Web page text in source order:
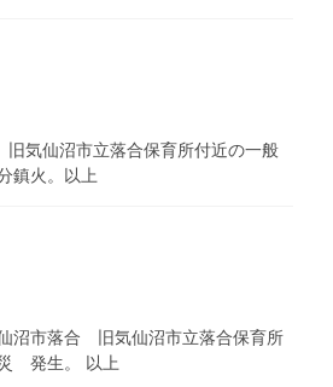
気仙沼市立落合保育所付近の一般
鎮火。以上
沼市落合 旧気仙沼市立落合保育所
発生。 以上